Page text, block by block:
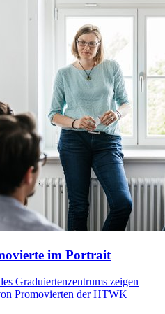
im Portrait
Graduiertenzentrums zeigen
Promovierten der HTWK